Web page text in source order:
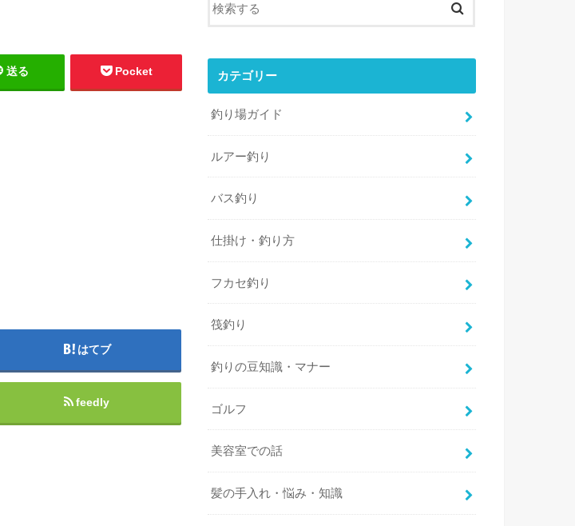
送る Pocket
はてブ
feedly
カテゴリー
釣り場ガイド
ルアー釣り
バス釣り
仕掛け・釣り方
フカセ釣り
筏釣り
釣りの豆知識・マナー
ゴルフ
美容室での話
髪の手入れ・悩み・知識